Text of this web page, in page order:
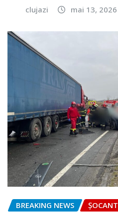
clujazi mai 13, 2026
BREAKING NEWS ȘOCANT